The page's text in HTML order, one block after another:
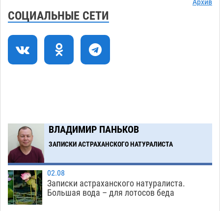
Астраханский котлован с мусором угрожает
плодородию Харабалинского района
16:24
Игорь Редькин проинспектировал
коммунальную готовность астраханского
астраханской логистической компании в 400
тысяч рублей
Архив
СОЦИАЛЬНЫЕ СЕТИ
ВЛАДИМИР ПАНЬКОВ
ЗАПИСКИ АСТРАХАНСКОГО НАТУРАЛИСТА
02.08
Записки астраханского натуралиста.
Большая вода – для лотосов беда